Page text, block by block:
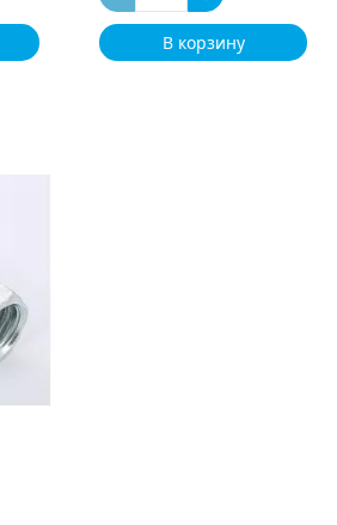
В корзину